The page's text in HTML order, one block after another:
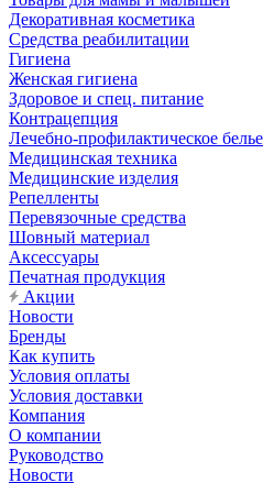
Декоративная косметика
Средства реабилитации
Гигиена
Женская гигиена
Здоровое и спец. питание
Контрацепция
Лечебно-профилактическое белье
Медицинская техника
Медицинские изделия
Репелленты
Перевязочные средства
Шовный материал
Аксессуары
Печатная продукция
Акции
Новости
Бренды
Как купить
Условия оплаты
Условия доставки
Компания
О компании
Руководство
Новости